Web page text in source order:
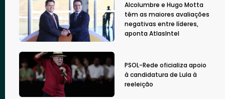
Alcolumbre e Hugo Motta
têm as maiores avaliações
negativas entre líderes,
aponta AtlasIntel
PSOL-Rede oficializa apoio
à candidatura de Lula à
reeleição